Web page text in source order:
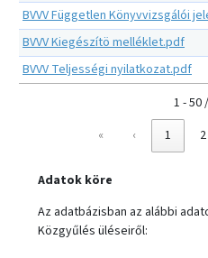
BVVV Független Könyvvizsgálói
BVVV Kiegészítö melléklet.pdf
BVVV Teljességi nyilatkozat.pdf
1 - 50
«
‹ 1 2
Adatok köre
Az adatbázisban az alábbi
Közgyűlés üléseiről: